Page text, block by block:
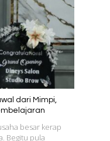
dari Mimpi,
besar kerap
Begitu pula